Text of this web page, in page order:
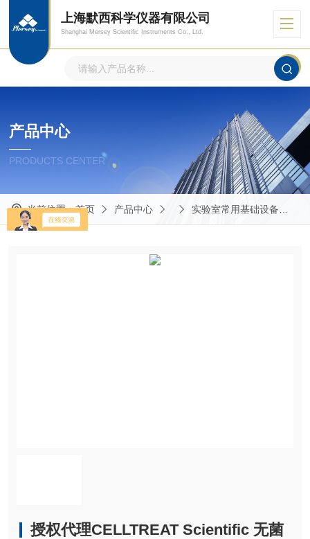
上海默西科学仪器有限公司
Shanghai Mersey Scientific Instruments Co., Ltd.
产品中心
PRODUCTS CENTER
当前位置：首页 产品中心 实验室常用基础设备
授权代理CELLTREAT Scientific 无菌